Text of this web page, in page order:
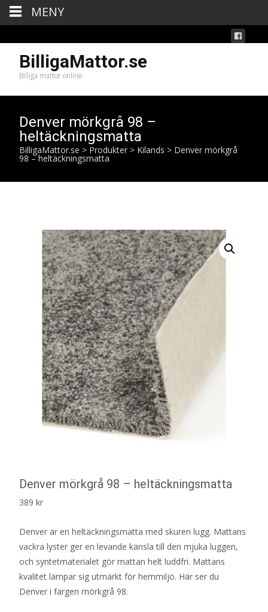
BilligaMattor.se
Billiga mattor online
Denver mörkgrå 98 –
heltäckningsmatta
BilligaMattor.se > Produkter > Kilands > Denver mörkgrå
98 – heltäckningsmatta
Denver mörkgrå 98 – heltäckningsmatta
389 kr
Denver är en heltäckningsmatta med skuren lugg. Mattans
vackra lyster ger en levande känsla till den mjuka luggen,
och syntetmaterialet gör mattan helt luddfri. Mattans
kvalitet lämpar sig utmärkt för hemmiljö. Här ser du
Denver i färgen mörkgrå 98.
MENY